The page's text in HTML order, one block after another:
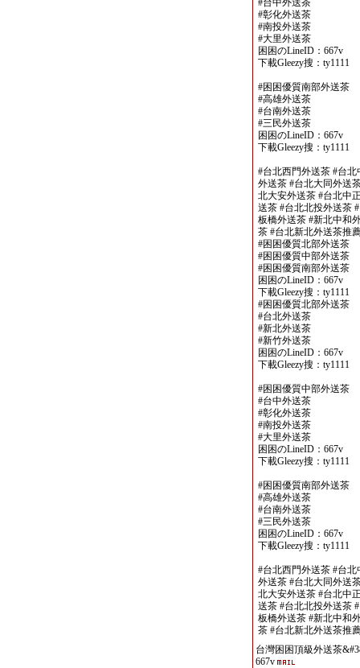
#台中外送茶
#彰化外送茶
#南投外送茶
#大里外送茶
困困のLineID：667v
下載Gleezy搜：ty1111
#困困優質南部外送茶
#高雄外送茶
#台南外送茶
#三民外送茶
困困のLineID：667v
下載Gleezy搜：ty1111
#台北西門外送茶 #台
外送茶 #台北大同外送
北大安外送茶 #台北中
送茶 #台北北投外送茶
板橋外送茶 #新北中和
茶 #台北新北外送茶推
#困困優質北部外送茶
#困困優質中部外送茶
#困困優質南部外送茶
困困のLineID：667v
下載Gleezy搜：ty1111
#困困優質北部外送茶
#台北外送茶
#新北外送茶
#新竹外送茶
困困のLineID：667v
下載Gleezy搜：ty1111
#困困優質中部外送茶
#台中外送茶
#彰化外送茶
#南投外送茶
#大里外送茶
困困のLineID：667v
下載Gleezy搜：ty1111
#困困優質南部外送茶
#高雄外送茶
#台南外送茶
#三民外送茶
困困のLineID：667v
下載Gleezy搜：ty1111
#台北西門外送茶 #台
外送茶 #台北大同外送
北大安外送茶 #台北中
送茶 #台北北投外送茶
板橋外送茶 #新北中和
茶 #台北新北外送茶推
台灣困困頂級外送茶
667v